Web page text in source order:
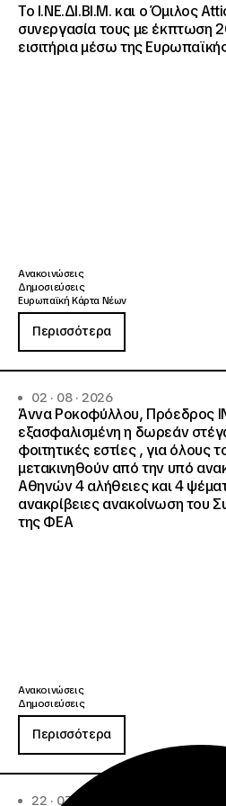
Το Ι.ΝΕ.ΔΙ.ΒΙ.Μ. και o Όμιλος
συνεργασία τους με έκπτωση
εισιτήρια μέσω της
Ανακοινώσεις
Δημοσιεύσεις
Ευρωπαϊκή Κάρτα Νέων
Περισσότερα
02 · 08 · 2026
Άννα Ροκοφύλλου, Πρόεδρος
εξασφαλισμένη η δωρεάν
φοιτητικές εστίες , για όλους
μετακινηθούν από την υπό
Αθηνών 4 αλήθειες και 4
ανακρίβειες ανακοίνωση του
της ΦΕΑ
Ανακοινώσεις
Δημοσιεύσεις
Περισσότερα
22 · 07 · 2026